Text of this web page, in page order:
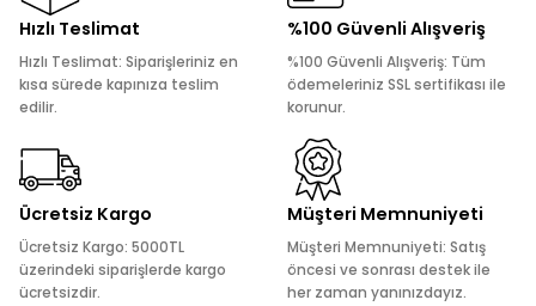
Ürün resmi kalitesiz, bozuk veya görüntülenemiyor.
Ürün bilgilerinde hatalar bulunuyor.
Ürün fiyatı diğer sitelerden daha pahalı.
Bu ürüne benzer farklı alternatifler olmalı.
Hızlı Teslimat
Hızlı Teslimat: Siparişleriniz en
kısa sürede kapınıza teslim
edilir.
%100 Güvenli Alışveriş
%100 Güvenli Alışveriş: Tüm
ödemeleriniz SSL sertifikası ile
korunur.
Ücretsiz Kargo
Ücretsiz Kargo: 5000TL
üzerindeki siparişlerde kargo
ücretsizdir.
Müşteri Memnuniyeti
Müşteri Memnuniyeti: Satış
öncesi ve sonrası destek ile
her zaman yanınızdayız.